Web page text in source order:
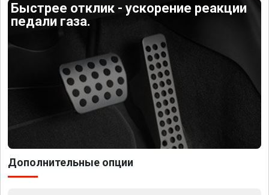
Быстрее отклик - ускорение реакции
педали газа.
Дополнительные опции